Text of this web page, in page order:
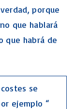
porque
que hablará
que habrá de
se
ejemplo “